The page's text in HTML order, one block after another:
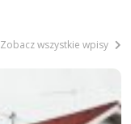
Zobacz wszystkie wpisy